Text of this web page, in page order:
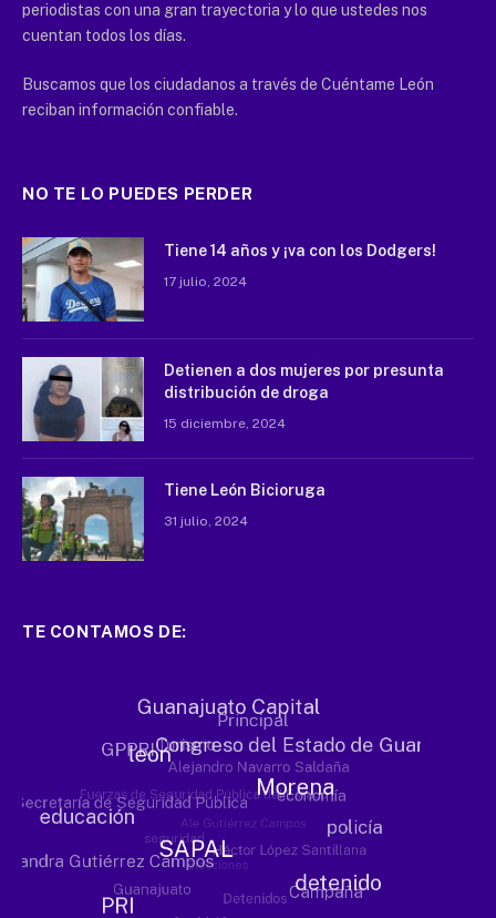
periodistas con una gran trayectoria y lo que ustedes nos
cuentan todos los días.
Buscamos que los ciudadanos a través de Cuéntame León
reciban información confiable.
NO TE LO PUEDES PERDER
Tiene 14 años y ¡va con los Dodgers!
17 julio, 2024
Detienen a dos mujeres por presunta
distribución de droga
15 diciembre, 2024
Tiene León Bicioruga
31 julio, 2024
TE CONTAMOS DE: